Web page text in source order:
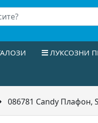
ЛУКСОЗНИ
086781 Candy Плафон,